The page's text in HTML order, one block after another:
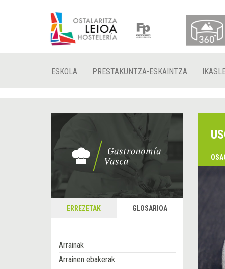
ESKOLA PRESTAKUNTZA-ESKAINTZA
ERREZETAK GLOSARIOA
Arrainak
Arrainen ebakerak